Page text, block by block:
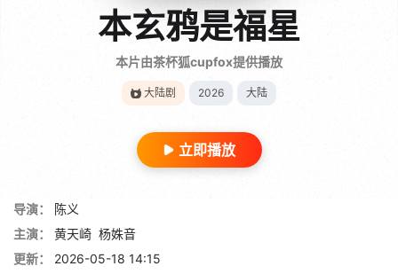
本玄鸦是福星
本片由茶杯狐cupfox提供播放
大陆剧 2026 大陆
立即播放
导演：
陈义
主演：
黄天崎 杨姝音
更新：
2026-05-18 14:15